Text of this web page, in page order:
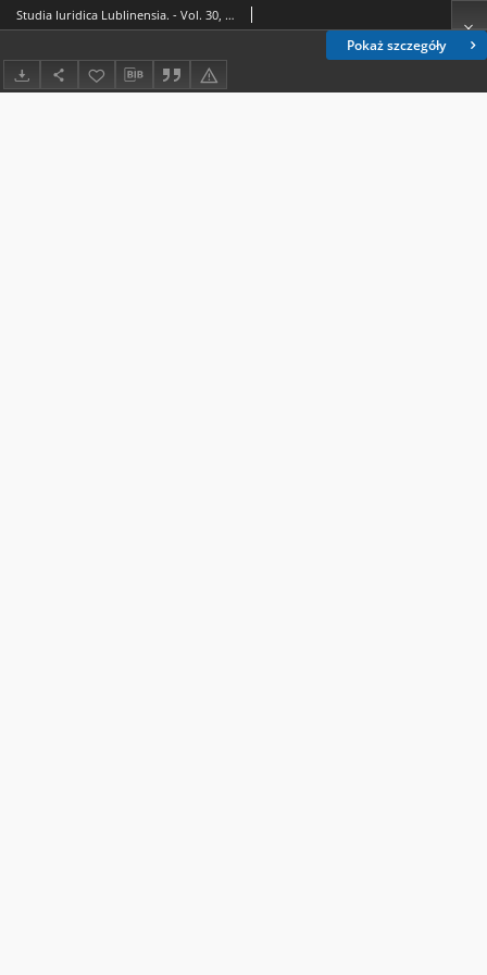
Pokaż szczegóły
Studia Iuridica Lublinensia. - Vol. 30, 3 (2021). Spis treści